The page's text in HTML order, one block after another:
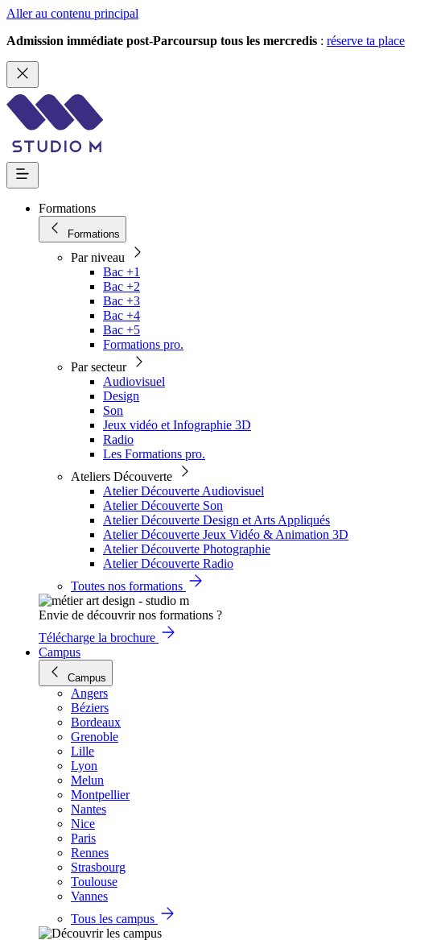
Aller au contenu principal
Admission immédiate post-Parcoursup tous les mercredis : réserve ta place
Formations
Formations
Par niveau
Bac +1
Bac +2
Bac +3
Bac +4
Bac +5
Formations pro.
Par secteur
Audiovisuel
Design
Son
Jeux vidéo et Infographie 3D
Radio
Les Formations pro.
Ateliers Découverte
Atelier Découverte Audiovisuel
Atelier Découverte Son
Atelier Découverte Design et Arts Appliqués
Atelier Découverte Jeux Vidéo & Animation 3D
Atelier Découverte Photographie
Atelier Découverte Radio
Toutes nos formations
Envie de découvrir nos formations ?
Télécharge la brochure
Campus
Campus
Angers
Béziers
Bordeaux
Grenoble
Lille
Lyon
Melun
Montpellier
Nantes
Nice
Paris
Rennes
Strasbourg
Toulouse
Vannes
Tous les campus